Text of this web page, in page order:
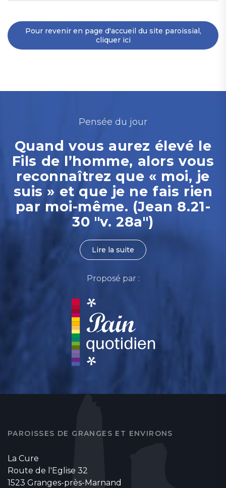
Pour revenir en page d'accueil du site paroissial,
cliquer ici
Pensée du jour
Quand vous aurez élevé le
Fils de l’homme, alors vous
reconnaîtrez que « moi, je
suis » et que je ne fais rien
par moi-même. (Jean 8.21-
30 "v. 28a")
Lire la suite
Proposé par :
PAROISSES DE GRANGES ET ENVIRONS
La Cure
Route de l'Eglise 32
1523 Granges-près-Marnand